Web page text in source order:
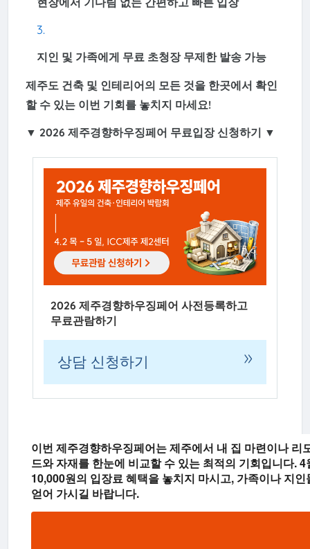
지인 및 가족에게 무료 초청장 무제한 발송 가능
제주도 건축 및 인테리어의 모든 것을 한곳에서 확인
할 수 있는 이번 기회를 놓치지 마세요!
▼ 2026 제주경향하우징페어 무료입장 신청하기 ▼
2026 제주경향하우징페어 사전등록하고
무료관람하기
상담 신청하기 »
G
e
m
이번 제주경향하우징페어는 제주에서 내 집 마련이나
드와 자재를 한눈에 비교할 수 있는 최적의 기회입니다.
10,000원의 입장료 혜택을 놓치지 마시고, 가족이나 지
얻어 가시길 바랍니다.